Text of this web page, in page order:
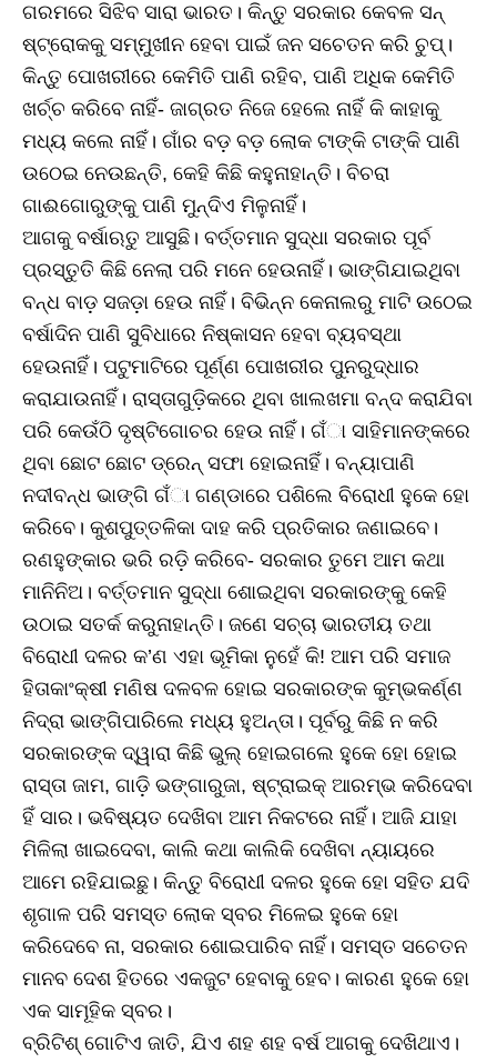
ଗରମରେ ସିଝିବ ସାରା ଭାରତ। କିନ୍ତୁ ସରକାର କେବଳ ସନ୍‌
ଷ୍ଟ୍ରୋକକୁ ସମ୍ମୁଖୀନ ହେବା ପାଇଁ ଜନ ସଚେତନ କରି ଚୁପ୍‌।
କିନ୍ତୁ ପୋଖରୀରେ କେମିତି ପାଣି ରହିବ, ପାଣି ଅଧିକ କେମିତି
ଖର୍ଚ୍ଚ କରିବେ ନାହିଁ- ଜାଗ୍ରତ ନିଜେ ହେଲେ ନାହିଁ କି କାହାକୁ
ମଧ୍ୟ କଲେ ନାହିଁ। ଗାଁର ବଡ଼ ବଡ଼ ଲୋକ ଟାଙ୍କି ଟାଙ୍କି ପାଣି
ଉଠେଇ ନେଉଛନ୍ତି, କେହି କିଛି କହୁନାହାନ୍ତି। ବିଚରା
ଗାଈଗୋରୁଙ୍କୁ ପାଣି ମୁନ୍ଦିଏ ମିଳୁନାହିଁ।
ଆଗକୁ ବର୍ଷାଋତୁ ଆସୁଛି। ବର୍ତ୍ତମାନ ସୁଦ୍ଧା ସରକାର ପୂର୍ବ
ପ୍ରସ୍ତୁତି କିଛି ନେଲା ପରି ମନେ ହେଉନାହିଁ। ଭାଙ୍ଗିଯାଇଥିବା
ବନ୍ଧ ବାଡ଼ ସଜଡ଼ା ହେଉ ନାହିଁ। ବିଭିନ୍ନ କେନାଲରୁ ମାଟି ଉଠେଇ
ବର୍ଷାଦିନ ପାଣି ସୁବିଧାରେ ନିଷ୍କାସନ ହେବା ବ୍ୟବସ୍ଥା
ହେଉନାହିଁ। ପଟୁମାଟିରେ ପୂର୍ଣ୍ଣ ପୋଖରୀର ପୁନରୁଦ୍ଧାର
କରାଯାଉନାହିଁ। ରାସ୍ତାଗୁଡ଼ିକରେ ଥିବା ଖାଲଖମା ବନ୍ଦ କରାଯିବା
ପରି କେଉଁଠି ଦୃଷ୍ଟିଗୋଚର ହେଉ ନାହିଁ। ଗଁା ସାହିମାନଙ୍କରେ
ଥିବା ଛୋଟ ଛୋଟ ଡ୍ରେନ୍‌ ସଫା ହୋଇନାହିଁ। ବନ୍ୟାପାଣି
ନଦୀବନ୍ଧ ଭାଙ୍ଗି ଗଁା ଗଣ୍ଡାରେ ପଶିଲେ ବିରୋଧୀ ହୁକେ ହୋ
କରିବେ। କୁଶପୁତ୍ତଳିକା ଦାହ କରି ପ୍ରତିକାର ଜଣାଇବେ।
ରଣହୁଙ୍କାର ଭରି ରଡ଼ି କରିବେ- ସରକାର ତୁମେ ଆମ କଥା
ମାନିନିଅ। ବର୍ତ୍ତମାନ ସୁଦ୍ଧା ଶୋଇଥିବା ସରକାରଙ୍କୁ କେହି
ଉଠାଇ ସତର୍କ କରୁନାହାନ୍ତି। ଜଣେ ସଚ୍ଚା ଭାରତୀୟ ତଥା
ବିରୋଧୀ ଦଳର କ’ଣ ଏହା ଭୂମିକା ନୁହେଁ କି! ଆମ ପରି ସମାଜ
ହିତାକାଂକ୍ଷୀ ମଣିଷ ଦଳବଳ ହୋଇ ସରକାରଙ୍କ କୁମ୍ଭକର୍ଣ୍ଣ
ନିଦ୍ରା ଭାଙ୍ଗିପାରିଲେ ମଧ୍ୟ ହୁଅନ୍ତା। ପୂର୍ବରୁ କିଛି ନ କରି
ସରକାରଙ୍କ ଦ୍ୱାରା କିଛି ଭୁଲ୍‌ ହୋଇଗଲେ ହୁକେ ହୋ ହୋଇ
ରାସ୍ତା ଜାମ, ଗାଡ଼ି ଭଙ୍ଗାରୁଜା, ଷ୍ଟ୍ରାଇକ୍‌ ଆରମ୍ଭ କରିଦେବା
ହିଁ ସାର। ଭବିଷ୍ୟତ ଦେଖିବା ଆମ ନିକଟରେ ନାହିଁ। ଆଜି ଯାହା
ମିଳିଲା ଖାଇଦେବା, କାଲି କଥା କାଲିକି ଦେଖିବା ନ୍ୟାୟରେ
ଆମେ ରହିଯାଇଛୁ। କିନ୍ତୁ ବିରୋଧୀ ଦଳର ହୁକେ ହୋ ସହିତ ଯଦି
ଶୃଗାଳ ପରି ସମସ୍ତ ଲୋକ ସ୍ବର ମିଳେଇ ହୁକେ ହୋ
କରିଦେବେ ନା, ସରକାର ଶୋଇପାରିବ ନାହିଁ। ସମସ୍ତ ସଚେତନ
ମାନବ ଦେଶ ହିତରେ ଏକଜୁଟ ହେବାକୁ ହେବ। କାରଣ ହୁକେ ହୋ
ଏକ ସାମୂହିକ ସ୍ବର।
ବ୍ରିଟିଶ୍‌ ଗୋଟିଏ ଜାତି, ଯିଏ ଶହ ଶହ ବର୍ଷ ଆଗକୁ ଦେଖିଥାଏ।